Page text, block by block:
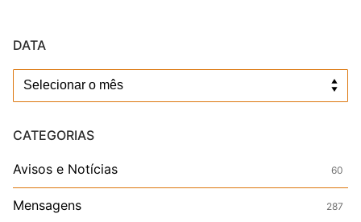
DATA
Data
CATEGORIAS
Avisos e Notícias 60
Mensagens 287